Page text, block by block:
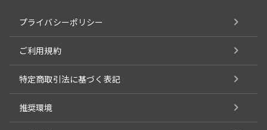
プライバシーポリシー
ご利用規約
特定商取引法に基づく表記
推奨環境